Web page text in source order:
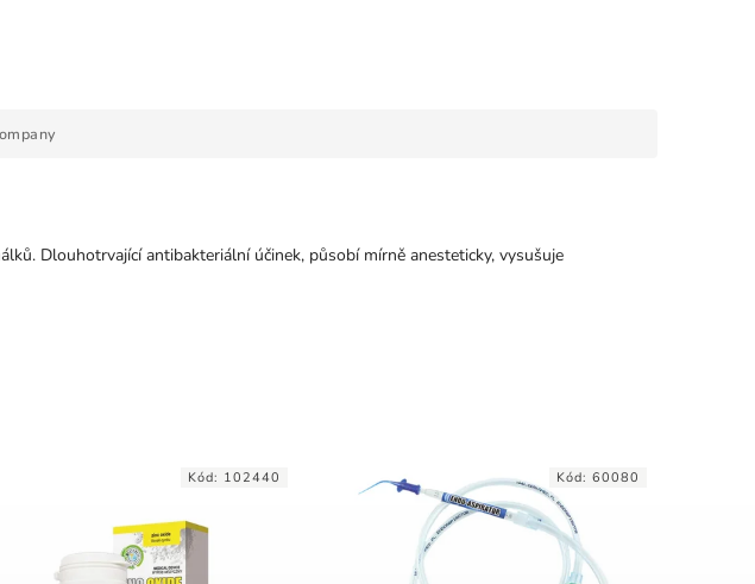
Dlouhotrvající antibakteriální účinek, působí mírně anesteticky, vysušuje
Kód: 102440 Kód: 60080